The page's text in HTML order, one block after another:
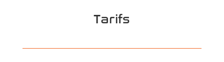
Tarifs